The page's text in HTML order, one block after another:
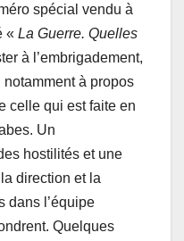
spécial vendu à
« La Guerre. Quelles
à l’embrigadement,
à propos
celle qui est faite en
Un
hostilités et une
direction et la
dans l’équipe
Quelques